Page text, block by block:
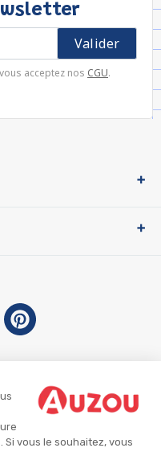
vous le souhaitez, vous
acceptez nos CGU.